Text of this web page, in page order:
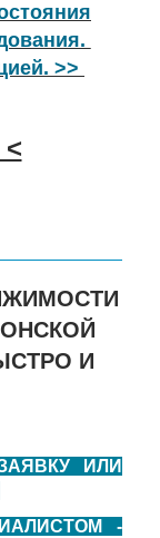
>>
<
И
ИЛИ
-